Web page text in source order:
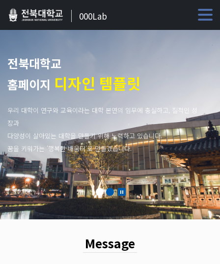
000Lab
전북대학교
홈페이지 디자인 템플릿
우리 대학이 연구와 교육이라는 대학 본연의 임무에 충실하고, 질적인 성
장과
다양성이 살아있는 대학을 만들기 위해 노력하고 있습니다.
꿈을 키워가는 '행복한 배움터'로 만들겠습니다.
Message